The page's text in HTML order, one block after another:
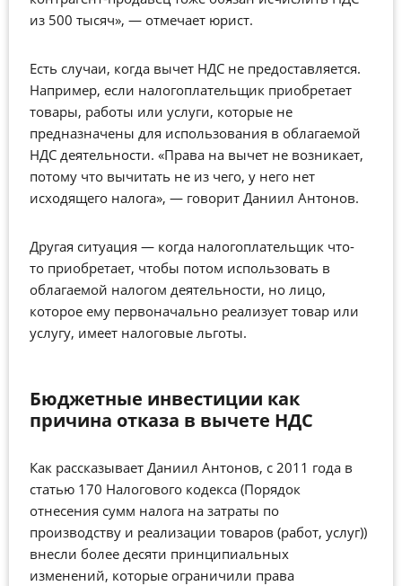
из 500 тысяч», — отмечает юрист.
Есть случаи, когда вычет НДС не предоставляется.
Например, если налогоплательщик приобретает
товары, работы или услуги, которые не
предназначены для использования в облагаемой
НДС деятельности. «Права на вычет не возникает,
потому что вычитать не из чего, у него нет
исходящего налога», — говорит Даниил Антонов.
Другая ситуация — когда налогоплательщик что-
то приобретает, чтобы потом использовать в
облагаемой налогом деятельности, но лицо,
которое ему первоначально реализует товар или
услугу, имеет налоговые льготы.
Бюджетные инвестиции как
причина отказа в вычете НДС
Как рассказывает Даниил Антонов, с 2011 года в
статью 170 Налогового кодекса (Порядок
отнесения сумм налога на затраты по
производству и реализации товаров (работ, услуг))
внесли более десяти принципиальных
изменений, которые ограничили права